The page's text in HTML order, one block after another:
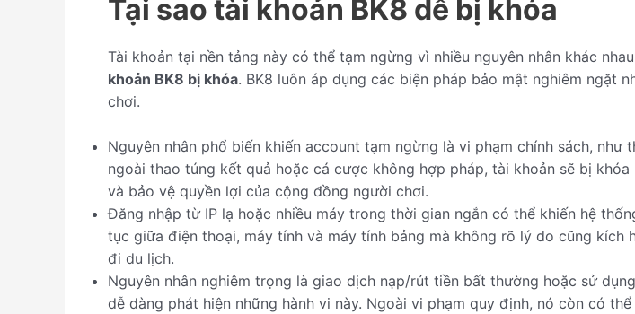
Tại sao tài khoản BK8 dễ bị khóa
Tài khoản tại nền tảng này có thể tạm ngừng vì nhiều nguyên nhân khác
khoản BK8 bị khóa. BK8 luôn áp dụng các biện pháp bảo mật nghiêm ngặt
chơi.
Nguyên nhân phổ biến khiến account tạm ngừng là vi phạm chính sách,
ngoài thao túng kết quả hoặc cá cược không hợp pháp, tài khoản sẽ bị
và bảo vệ quyền lợi của cộng đồng người chơi.
Đăng nhập từ IP lạ hoặc nhiều máy trong thời gian ngắn có thể khiến hệ
tục giữa điện thoại, máy tính và máy tính bảng mà không rõ lý do cũng
đi du lịch.
Nguyên nhân nghiêm trọng là giao dịch nạp/rút tiền bất thường hoặc sử
dễ dàng phát hiện những hành vi này. Ngoài vi phạm quy định, nó còn có